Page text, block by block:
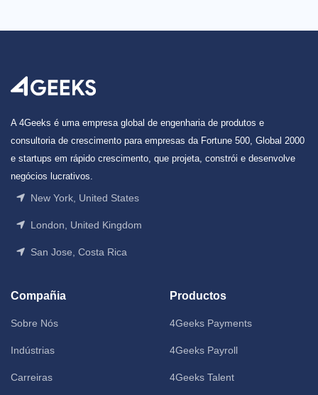
A 4Geeks é uma empresa global de engenharia de produtos e
consultoria de crescimento para empresas da Fortune 500, Global 2000
e startups em rápido crescimento, que projeta, constrói e desenvolve
negócios lucrativos.
New York, United States
London, United Kingdom
San Jose, Costa Rica
Compañia
Sobre Nós
Indústrias
Carreiras
Productos
4Geeks Payments
4Geeks Payroll
4Geeks Talent